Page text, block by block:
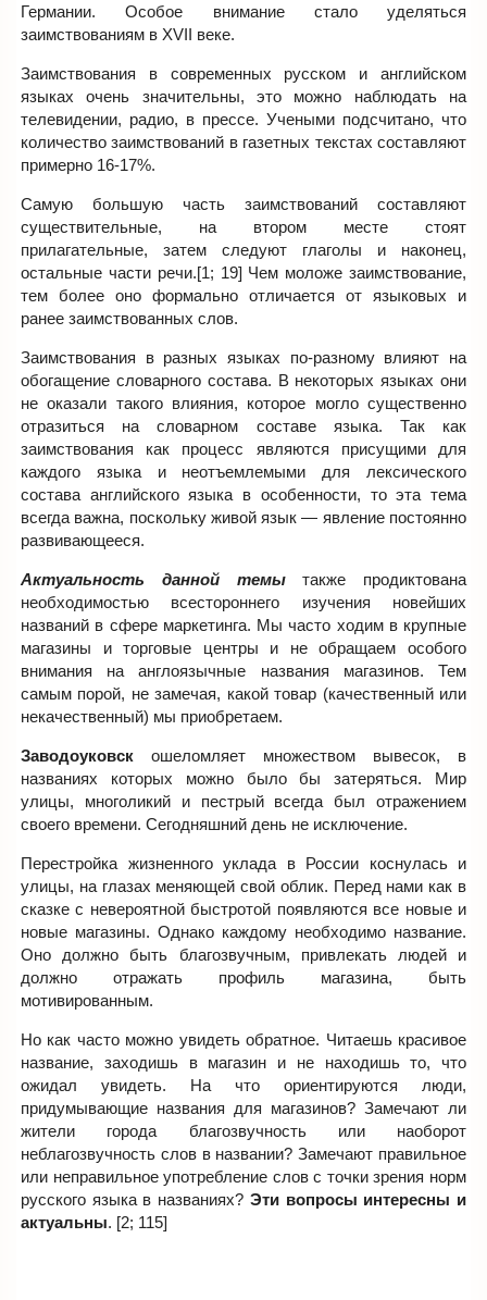
Германии. Особое внимание стало уделяться
заимствованиям в XVII веке.
Заимствования в современных русском и английском
языках очень значительны, это можно наблюдать на
телевидении, радио, в прессе. Учеными подсчитано, что
количество заимствований в газетных текстах составляют
примерно 16-17%.
Самую большую часть заимствований составляют
существительные, на втором месте стоят
прилагательные, затем следуют глаголы и наконец,
остальные части речи.[1; 19] Чем моложе заимствование,
тем более оно формально отличается от языковых и
ранее заимствованных слов.
Заимствования в разных языках по-разному влияют на
обогащение словарного состава. В некоторых языках они
не оказали такого влияния, которое могло существенно
отразиться на словарном составе языка. Так как
заимствования как процесс являются присущими для
каждого языка и неотъемлемыми для лексического
состава английского языка в особенности, то эта тема
всегда важна, поскольку живой язык — явление постоянно
развивающееся.
Актуальность данной темытакже продиктована
необходимостью всестороннего изучения новейших
названий в сфере маркетинга. Мы часто ходим в крупные
магазины и торговые центры и не обращаем особого
внимания на англоязычные названия магазинов. Тем
самым порой, не замечая, какой товар (качественный или
некачественный) мы приобретаем.
Заводоуковск ошеломляет множеством вывесок, в
названиях которых можно было бы затеряться. Мир
улицы, многоликий и пестрый всегда был отражением
своего времени. Сегодняшний день не исключение.
Перестройка жизненного уклада в России коснулась и
улицы, на глазах меняющей свой облик. Перед нами как в
сказке с невероятной быстротой появляются все новые и
новые магазины. Однако каждому необходимо название.
Оно должно быть благозвучным, привлекать людей и
должно отражать профиль магазина, быть
мотивированным.
Но как часто можно увидеть обратное. Читаешь красивое
название, заходишь в магазин и не находишь то, что
ожидал увидеть. На что ориентируются люди,
придумывающие названия для магазинов? Замечают ли
жители города благозвучность или наоборот
неблагозвучность слов в названии? Замечают правильное
или неправильное употребление слов с точки зрения норм
русского языка в названиях? Эти вопросы интересны и
актуальны. [2; 115]